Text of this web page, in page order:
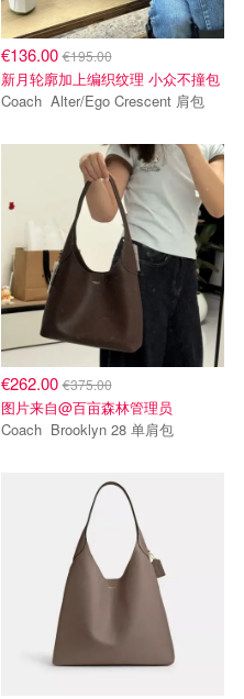
€136.00€195.00
新月轮廓加上编织纹理 小众不撞包
Coach Alter/Ego Crescent 肩包
€262.00€375.00
图片来自@百亩森林管理员
Coach Brooklyn 28 单肩包